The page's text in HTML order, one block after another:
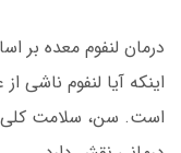
درمان لنفوم معده بر
اینکه آیا لنفوم ناشی
است. سن، سلامت کلی،